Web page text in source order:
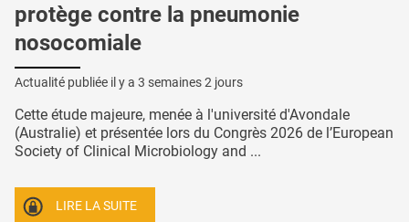
protège contre la pneumonie
nosocomiale
Actualité publiée il y a 3 semaines 2 jours
Cette étude majeure, menée à l'université d'Avondale
(Australie) et présentée lors du Congrès 2026 de l’European
Society of Clinical Microbiology and ...
LIRE LA SUITE